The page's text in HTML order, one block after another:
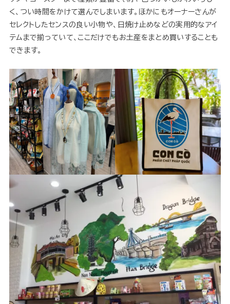
く、つい時間をかけて選んでしまいます。ほかにもオーナーさんが
セレクトしたセンスの良い小物や、日焼け止めなどの実用的なアイ
テムまで揃っていて、ここだけでもお土産をまとめ買いすることも
できます。